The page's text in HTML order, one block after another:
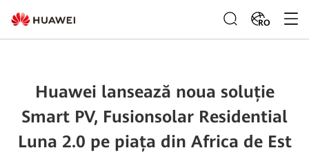
RO
Huawei lansează noua soluție
Smart PV, Fusionsolar Residential
Luna 2.0 pe piața din Africa de Est